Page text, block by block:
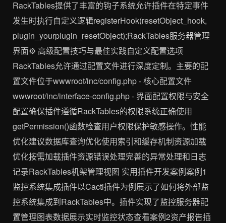
RackTables提供了丰富的钩子系统允许插件在特定事件
发生时执行自定义逻辑registerHook(resetObject_hook,
plugin_yourplugin_resetObject);RackTables服务器管理
界面⚙️ 高级配置技巧与最佳实践自定义配置选项
RackTables允许通过配置文件进行深度定制。主要的配
置文件位于wwwroot/inc/config.php - 核心配置文件
wwwroot/inc/interface-config.php - 界面配置权限与安全
配置确保插件遵循RackTables的权限系统正确使用
getPermission()函数检查用户权限保护敏感操作。性能
优化建议数据库查询优化使用索引和缓存机制资源加载
优化按需加载插件资源错误处理完善的异常处理和日志
记录RackTables机架管理视图 实用插件开发案例案例1
监控系统集成插件以Cacti插件为例展示了如何将外部监
控系统集成到RackTables中。插件实现了监控服务器配
置管理图表数据展示实时监控状态查看案例2资产报告插